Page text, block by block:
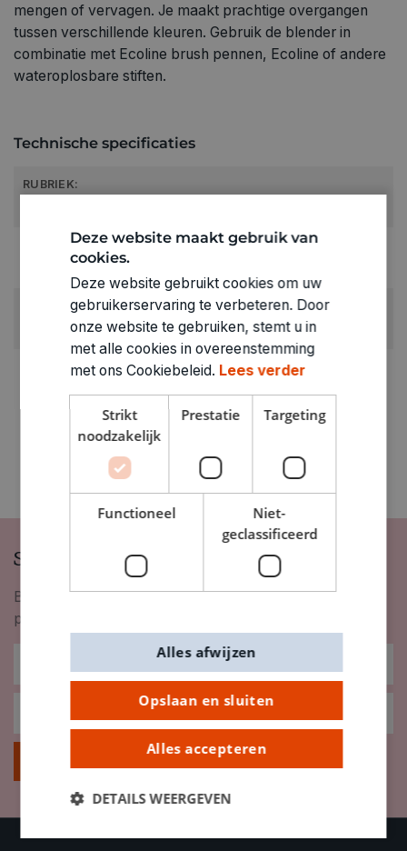
mengen of vervagen. Je maakt prachtige overgangen
tussen verschillende kleuren. Gebruik de blender in
combinatie met Ecoline brush pennen, Ecoline of andere
wateroplosbare stiften.
Technische specificaties
RUBRIEK:
GEWICHT
ARTIKELNUMMER
0420496
Schrijf je in op onze nieuwsbrief
Blijf op de hoogte van nieuwigheden, inspiratie,
promoties en meer!
Deze website maakt gebruik van
cookies.
Deze website gebruikt cookies om uw
gebruikerservaring te verbeteren. Door
onze website te gebruiken, stemt u in
met alle cookies in overeenstemming
met ons Cookiebeleid. Lees verder
Strikt
noodzakelijk
Prestatie Targeting
Functioneel
Niet-
geclassificeerd
Opslaan en sluiten
Alles accepteren
Alles afwijzen
DETAILS WEERGEVEN